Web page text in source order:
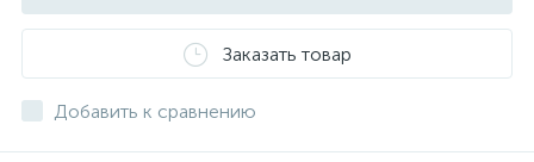
Заказать товар
Добавить к сравнению